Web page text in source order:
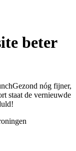
beter
nóg fijner,
staat de vernieuwde